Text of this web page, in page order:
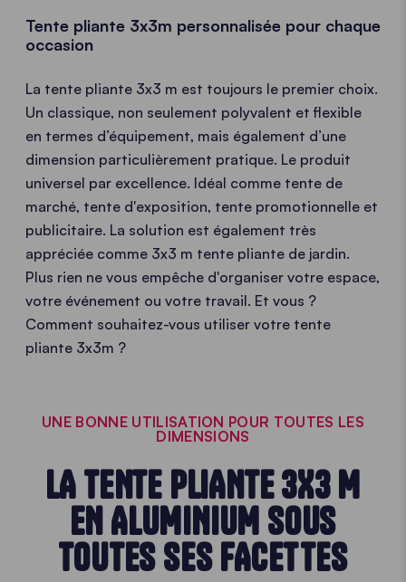
Tente pliante 3x3m personnalisée pour chaque
occasion
La tente pliante 3x3 m est toujours le premier choix.
Un classique, non seulement polyvalent et flexible
en termes d’équipement , mais également d’une
dimension particulièrement pratique. Le produit
universel par excellence. Idéal comme tente de
marché, tente d'exposition, tente promotionnelle et
publicitaire. La solution est également très
appréciée comme 3x3 m tente pliante de jardin .
Plus rien ne vous empêche d'organiser votre espace,
votre événement ou votre travail. Et vous ?
Comment souhaitez-vous utiliser votre tente
pliante 3x3m ?
UNE BONNE UTILISATION POUR TOUTES LES
DIMENSIONS
LA TENTE PLIANTE 3X3 M
EN ALUMINIUM SOUS
TOUTES SES FACETTES